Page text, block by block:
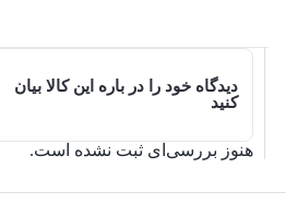
دیدگاه خود را در باره این کالا بیان
کنید
هنوز بررسی‌ای ثبت نشده است.